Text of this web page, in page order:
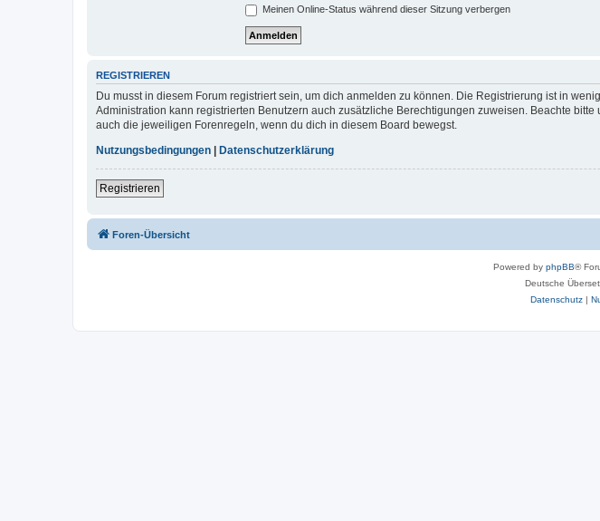
Meinen Online-Status während dieser Sitzung verbergen
REGISTRIEREN
Du musst in diesem Forum registriert sein, um dich anmelden zu können. Die Registrierung ist in
Administration kann registrierten Benutzern auch zusätzliche Berechtigungen zuweisen. Beachte
auch die jeweiligen Forenregeln, wenn du dich in diesem Board bewegst.
Nutzungsbedingungen
Datenschutzerklärung
Registrieren
Foren-Übersicht
Powered by phpBB®
Deutsche
Datenschutz|